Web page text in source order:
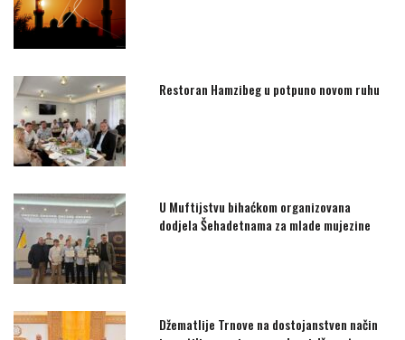
Restoran Hamzibeg u potpuno novom ruhu
U Muftijstvu bihaćkom organizovana
dodjela Šehadetnama za mlade mujezine
Džematlije Trnove na dostojanstven način